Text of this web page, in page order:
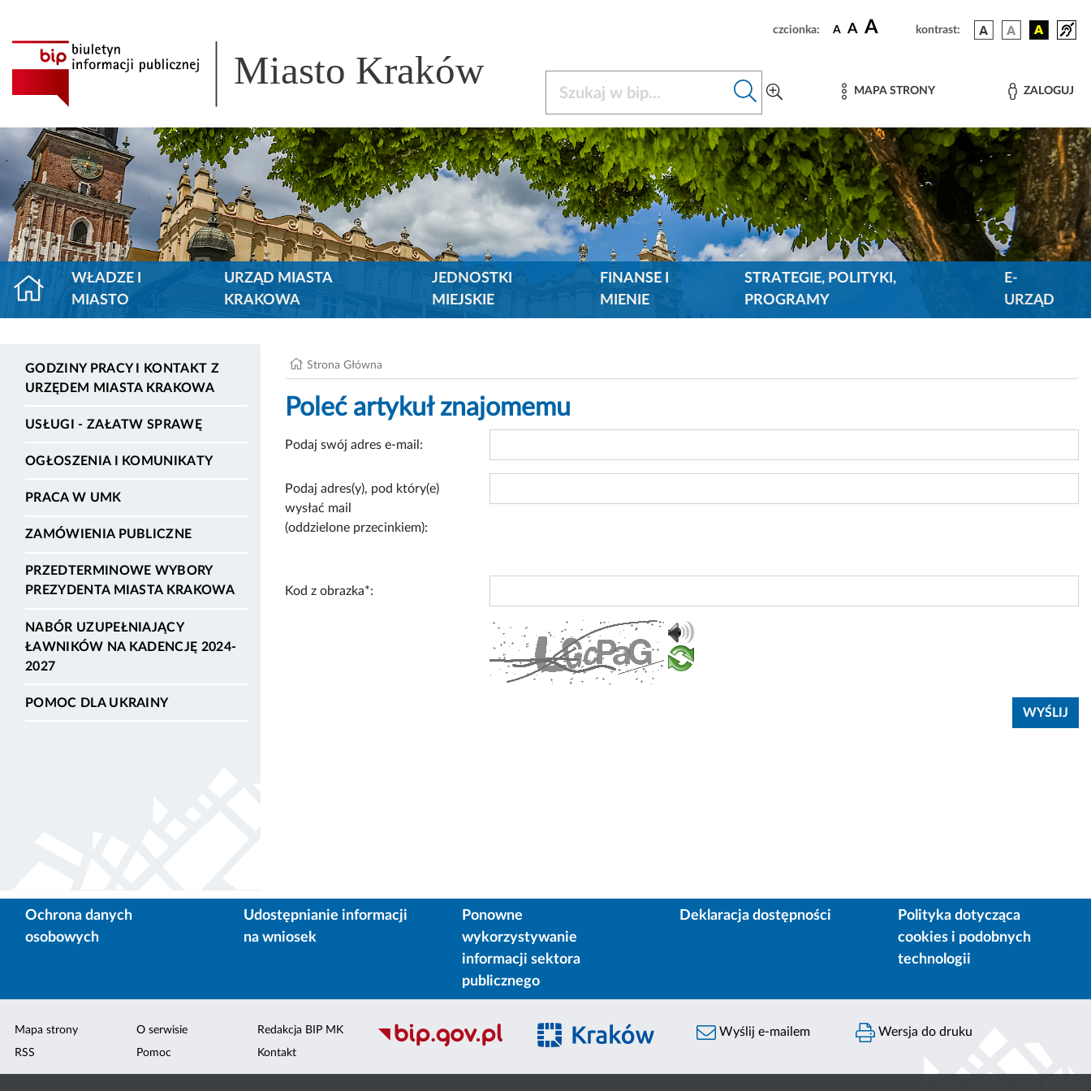
czcionka: A A A kontrast:
Miasto Kraków MAPA STRONY ZALOGUJ
WŁADZE I
MIASTO
URZĄD MIASTA
KRAKOWA
JEDNOSTKI
MIEJSKIE
FINANSE I
MIENIE
STRATEGIE, POLITYKI,
PROGRAMY
E-
URZĄD
GODZINY PRACY I KONTAKT Z
URZĘDEM MIASTA KRAKOWA
USŁUGI - ZAŁATW SPRAWĘ
OGŁOSZENIA I KOMUNIKATY
PRACA W UMK
ZAMÓWIENIA PUBLICZNE
PRZEDTERMINOWE WYBORY
PREZYDENTA MIASTA KRAKOWA
NABÓR UZUPEŁNIAJĄCY
ŁAWNIKÓW NA KADENCJĘ 2024-
2027
POMOC DLA UKRAINY
Strona Główna
Poleć artykuł znajomemu
Podaj swój adres e-mail:
Podaj adres(y), pod który(e)
wysłać mail
(oddzielone przecinkiem):
Kod z obrazka*:
Ochrona danych
osobowych
Udostępnianie informacji
na wniosek
Ponowne
wykorzystywanie
informacji sektora
publicznego
Deklaracja dostępności
Polityka dotycząca
cookies i podobnych
technologii
Mapa strony
RSS
O serwisie
Pomoc
Redakcja BIP MK
Kontakt
Wyślij e-mailem Wersja do druku